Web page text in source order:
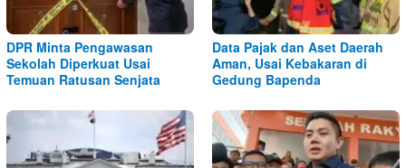
DPR Minta Pengawasan
Sekolah Diperkuat Usai
Temuan Ratusan Senjata
Data Pajak dan Aset Daerah
Aman, Usai Kebakaran di
Gedung Bapenda